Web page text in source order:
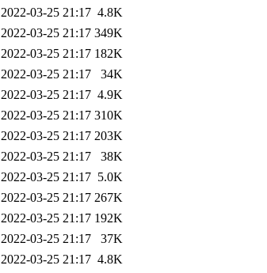
2022-03-25 21:17 4.8K
2022-03-25 21:17 349K
2022-03-25 21:17 182K
2022-03-25 21:17
34K
2022-03-25 21:17 4.9K
2022-03-25 21:17 310K
2022-03-25 21:17 203K
2022-03-25 21:17
38K
2022-03-25 21:17 5.0K
2022-03-25 21:17 267K
2022-03-25 21:17 192K
2022-03-25 21:17
37K
2022-03-25 21:17 4.8K